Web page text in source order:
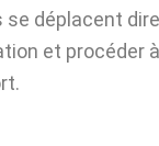
se déplacent
et procéder